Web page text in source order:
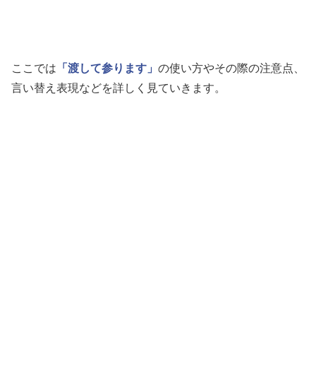
ここでは 「渡して参ります」 の使い方やその際の注意点、
言い替え表現などを詳しく見ていきます。